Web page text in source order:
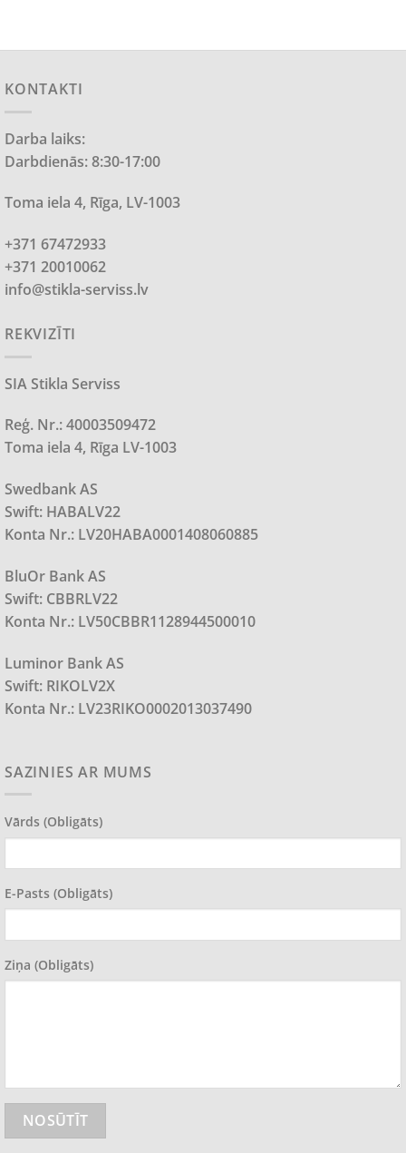
KONTAKTI
Darba laiks:
Darbdienās: 8:30-17:00
Toma iela 4, Rīga, LV-1003
+371 67472933
+371 20010062
info@stikla-serviss.lv
REKVIZĪTI
SIA Stikla Serviss
Reģ. Nr.: 40003509472
Toma iela 4, Rīga LV-1003
Swedbank AS
Swift: HABALV22
Konta Nr.: LV20HABA0001408060885
BluOr Bank AS
Swift: CBBRLV22
Konta Nr.: LV50CBBR1128944500010
Luminor Bank AS
Swift: RIKOLV2X
Konta Nr.: LV23RIKO0002013037490
SAZINIES AR MUMS
Vārds (obligāts)
E-Pasts (obligāts)
Ziņa (obligāts)